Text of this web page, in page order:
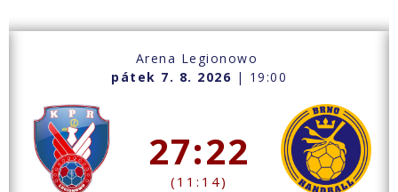
Arena Legionowo
pátek 7. 8. 2026 | 19:00
27:22
(11:14)